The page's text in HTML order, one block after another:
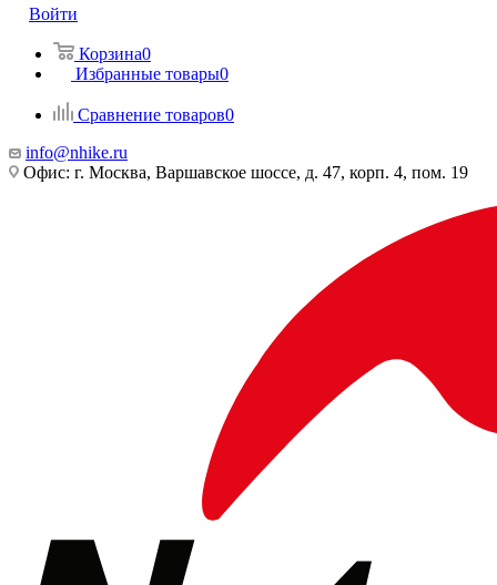
Войти
Корзина0
Избранные товары0
Сравнение товаров0
info@nhike.ru
Офис: г. Москва, Варшавское шоссе, д. 47, корп. 4, пом. 19